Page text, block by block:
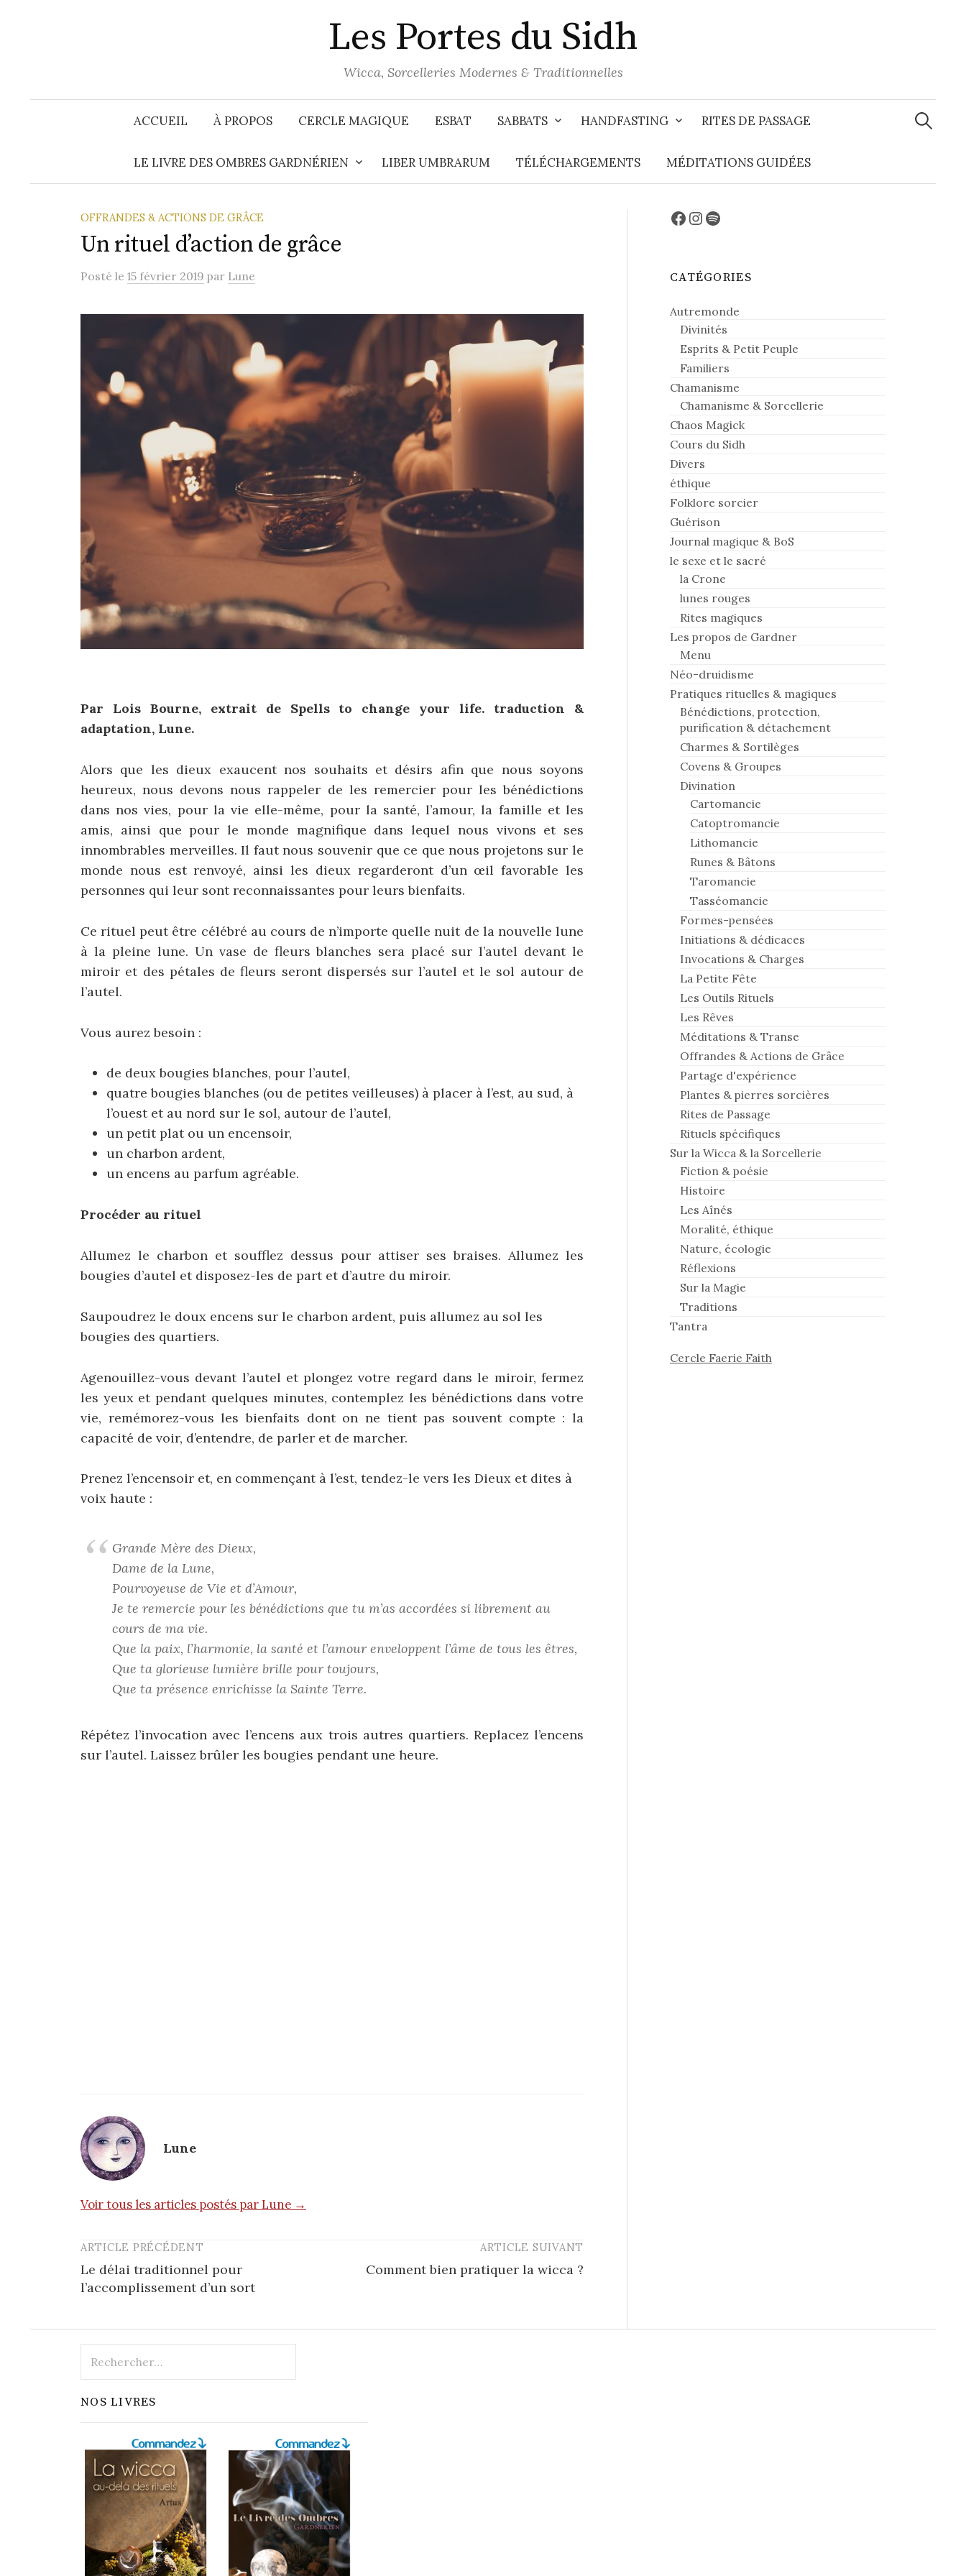
Les Portes du Sidh
Wicca, Sorcelleries Modernes & Traditionnelles
ACCUEIL À PROPOS CERCLE MAGIQUE ESBAT SABBATS HANDFASTING RITES DE PASSAGE
LE LIVRE DES OMBRES GARDNÉRIEN LIBER UMBRARUM TÉLÉCHARGEMENTS MÉDITATIONS GUIDÉES
OFFRANDES & ACTIONS DE GRÂCE
Un rituel d’action de grâce
Posté le 15 février 2019 par Lune
Par Lois Bourne, extrait de Spells to change your life. traduction &
adaptation, Lune.
Alors que les dieux exaucent nos souhaits et désirs afin que nous soyons
heureux, nous devons nous rappeler de les remercier pour les bénédictions
dans nos vies, pour la vie elle-même, pour la santé, l’amour, la famille et les
amis, ainsi que pour le monde magnifique dans lequel nous vivons et ses
innombrables merveilles. Il faut nous souvenir que ce que nous projetons sur le
monde nous est renvoyé, ainsi les dieux regarderont d’un œil favorable les
personnes qui leur sont reconnaissantes pour leurs bienfaits.
Ce rituel peut être célébré au cours de n’importe quelle nuit de la nouvelle lune
à la pleine lune. Un vase de fleurs blanches sera placé sur l’autel devant le
miroir et des pétales de fleurs seront dispersés sur l’autel et le sol autour de
l’autel.
Vous aurez besoin :
de deux bougies blanches, pour l’autel,
quatre bougies blanches (ou de petites veilleuses) à placer à l’est, au sud, à
l’ouest et au nord sur le sol, autour de l’autel,
un petit plat ou un encensoir,
un charbon ardent,
un encens au parfum agréable.
Procéder au rituel
Allumez le charbon et soufflez dessus pour attiser ses braises. Allumez les
bougies d’autel et disposez-les de part et d’autre du miroir.
Saupoudrez le doux encens sur le charbon ardent, puis allumez au sol les
bougies des quartiers.
Agenouillez-vous devant l’autel et plongez votre regard dans le miroir, fermez
les yeux et pendant quelques minutes, contemplez les bénédictions dans votre
vie, remémorez-vous les bienfaits dont on ne tient pas souvent compte : la
capacité de voir, d’entendre, de parler et de marcher.
Prenez l’encensoir et, en commençant à l’est, tendez-le vers les Dieux et dites à
voix haute :
Grande Mère des Dieux,
Dame de la Lune,
Pourvoyeuse de Vie et d’Amour,
Je te remercie pour les bénédictions que tu m’as accordées si librement au
cours de ma vie.
Que la paix, l’harmonie, la santé et l’amour enveloppent l’âme de tous les êtres,
Que ta glorieuse lumière brille pour toujours,
Que ta présence enrichisse la Sainte Terre.
Répétez l’invocation avec l’encens aux trois autres quartiers. Replacez l’encens
sur l’autel. Laissez brûler les bougies pendant une heure.
Lune
Voir tous les articles postés par Lune →
Post
navigation
ARTICLE PRÉCÉDENT
Le délai traditionnel pour
l’accomplissement d’un sort
ARTICLE SUIVANT
Comment bien pratiquer la wicca ?
Facebook
Instagram
Spotify
CATÉGORIES
Autremonde
Divinités
Esprits & Petit Peuple
Familiers
Chamanisme
Chamanisme & Sorcellerie
Chaos Magick
Cours du Sidh
Divers
éthique
Folklore sorcier
Guérison
Journal magique & BoS
le sexe et le sacré
la Crone
lunes rouges
Rites magiques
Les propos de Gardner
Menu
Néo-druidisme
Pratiques rituelles & magiques
Bénédictions, protection,
purification & détachement
Charmes & Sortilèges
Covens & Groupes
Divination
Cartomancie
Catoptromancie
Lithomancie
Runes & Bâtons
Taromancie
Tasséomancie
Formes-pensées
Initiations & dédicaces
Invocations & Charges
La Petite Fête
Les Outils Rituels
Les Rêves
Méditations & Transe
Offrandes & Actions de Grâce
Partage d'expérience
Plantes & pierres sorcières
Rites de Passage
Rituels spécifiques
Sur la Wicca & la Sorcellerie
Fiction & poésie
Histoire
Les Aînés
Moralité, éthique
Nature, écologie
Réflexions
Sur la Magie
Traditions
Tantra
Cercle Faerie Faith
NOS LIVRES